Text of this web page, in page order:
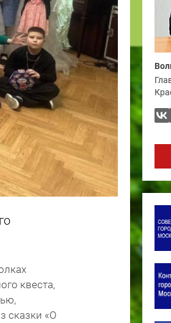
квеста,
сказки «О